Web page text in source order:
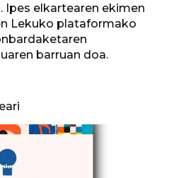
Ipes elkartearen ekimen
Lekuko plataformako
barruan doa.